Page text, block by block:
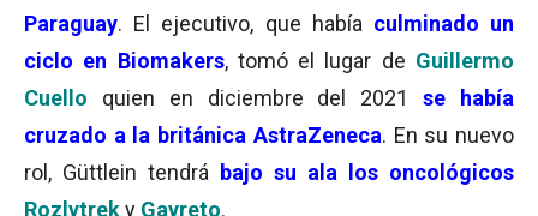
Paraguay. El ejecutivo, que había culminado un
ciclo en Biomakers, tomó el lugar de Guillermo
Cuello quien en diciembre del 2021se había
cruzado a la británica AstraZeneca. En su nuevo
rol, Güttlein tendrá
bajo su ala los oncológicos
Rozlytreky Gavreto.